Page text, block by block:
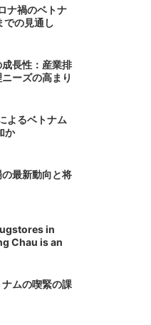
ナ禍のベトナ
での見通し
長性：産業排
ーズの高まり
よるベトナム
か
最新動向と将
in
Chau is an
ムの喫緊の課